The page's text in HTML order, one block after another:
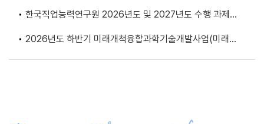
한국직업능력연구원 2026년도 및 2027년도 수행 과제
2026년도 하반기 미래개척융합과학기술개발사업(미래유